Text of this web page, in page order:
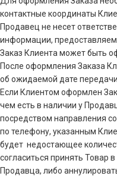
контактные координаты
Продавец не несет
информации,
Заказ Клиента может быть
После оформления Заказа
об ожидаемой дате
Если Клиентом оформлен
чем есть в наличии у
посредством направления
по телефону, указанным
будет недостающее
согласиться принять Товар
Продавца, либо